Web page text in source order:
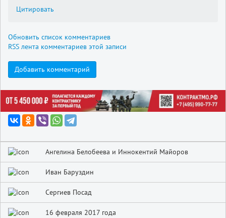
Цитировать
Обновить список комментариев
RSS лента комментариев этой записи
Добавить комментарий
Ангелина Белобеева и Иннокентий Майоров
Иван Баруздин
Сергиев Посад
16 февраля 2017 года